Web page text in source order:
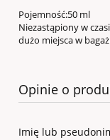
Pojemność:50 ml
Niezastąpiony w
dużo miejsca w
Opinie o
Imię lub